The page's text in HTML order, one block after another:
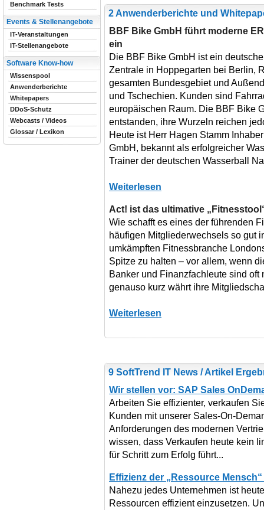
2 Anwenderberichte und
BBF Bike GmbH führt moderne
ein
Die BBF Bike GmbH ist ein
Zentrale in Hoppegarten bei Berlin,
gesamten Bundesgebiet und
und Tschechien. Kunden sind
europäischen Raum. Die BBF Bike
entstanden, ihre Wurzeln reichen
Heute ist Herr Hagen Stamm
GmbH, bekannt als erfolgreicher
Trainer der deutschen Wasserball
Weiterlesen
Act! ist das ultimative
Wie schafft es eines der führenden
häufigen Mitgliederwechsels so gut
umkämpften Fitnessbranche
Spitze zu halten – vor allem, wenn
Banker und Finanzfachleute sind oft
genauso kurz währt ihre
Weiterlesen
9 SoftTrend IT News / Artikel
Wir stellen vor: SAP Sales
Arbeiten Sie effizienter, verkaufen
Kunden mit unserer Sales-On-
Anforderungen des modernen
wissen, dass Verkaufen heute kein
für Schritt zum Erfolg führt...
Effizienz der „Ressource
Nahezu jedes Unternehmen ist
Ressourcen effizient einzusetzen.
Benchmark Tests
Events & Stellenangebote
IT-Veranstaltungen
IT-Stellenangebote
Software Know-how
Wissenspool
Anwenderberichte
Whitepapers
DDoS-Schutz
Webcasts / Videos
Glossar / Lexikon